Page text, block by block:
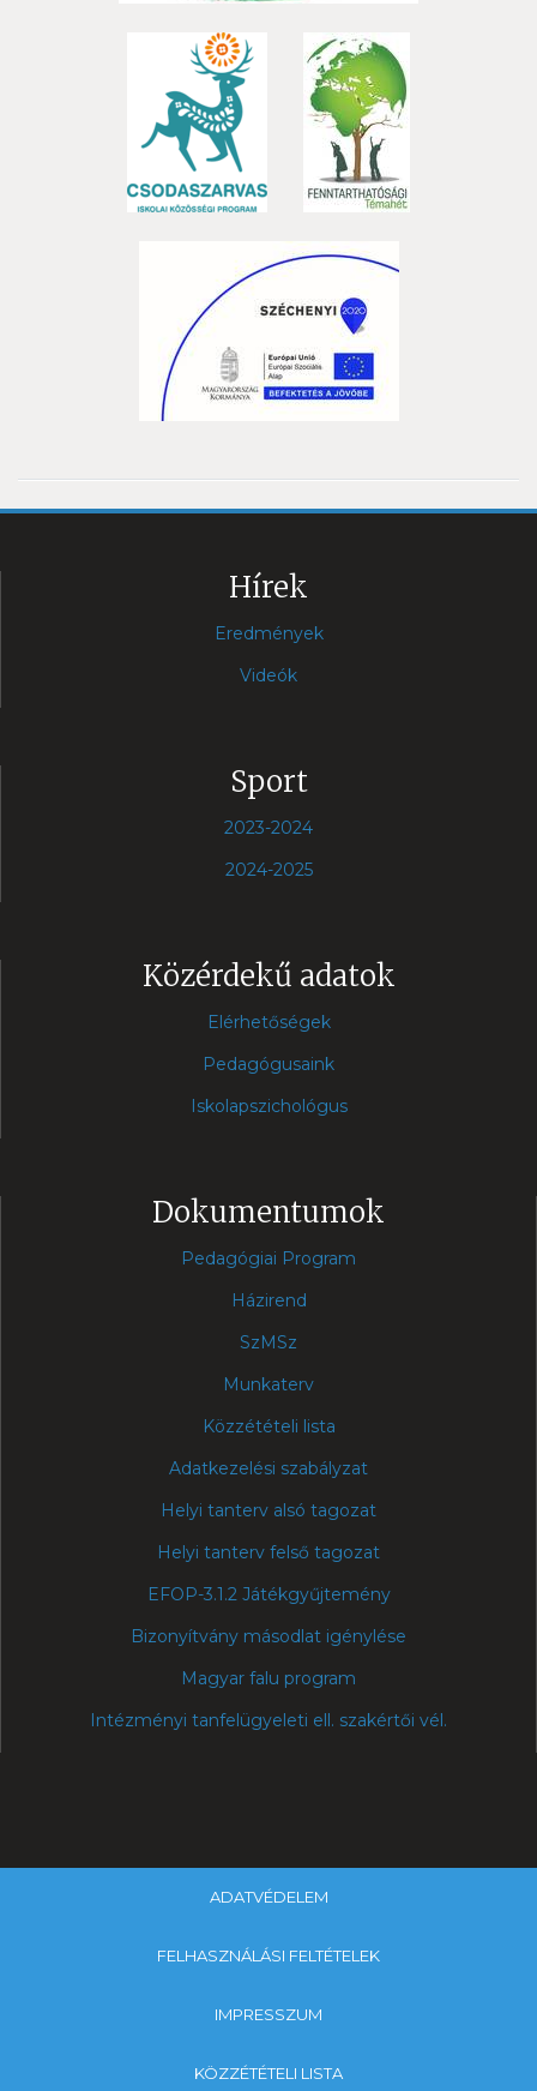
Hírek
Eredmények
Videók
Sport
2023-2024
2024-2025
Közérdekű adatok
Elérhetőségek
Pedagógusaink
Iskolapszichológus
Dokumentumok
Pedagógiai Program
Házirend
SzMSz
Munkaterv
Közzétételi lista
Adatkezelési szabályzat
Helyi tanterv alsó tagozat
Helyi tanterv felső tagozat
EFOP-3.1.2 Játékgyűjtemény
Bizonyítvány másodlat igénylése
Magyar falu program
Intézményi tanfelügyeleti ell. szakértői vél.
ADATVÉDELEM
FELHASZNÁLÁSI FELTÉTELEK
IMPRESSZUM
KÖZZÉTÉTELI LISTA